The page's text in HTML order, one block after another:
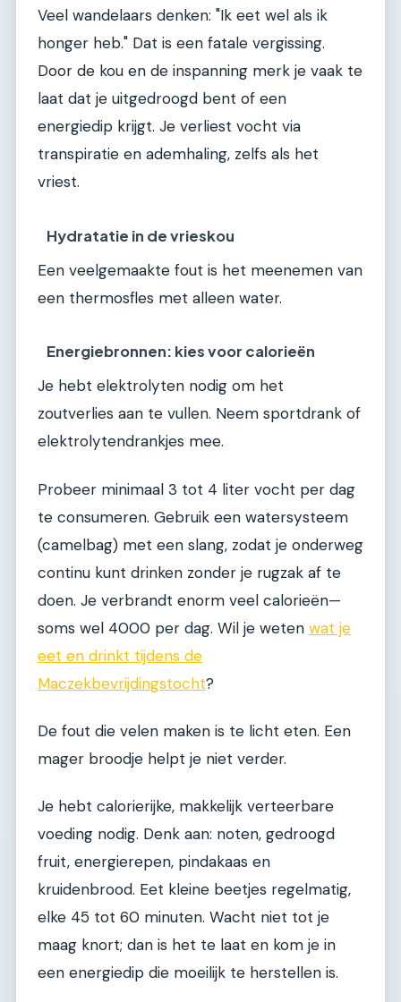
Veel wandelaars denken: "Ik eet wel als ik
honger heb." Dat is een fatale vergissing.
Door de kou en de inspanning merk je vaak te
laat dat je uitgedroogd bent of een
energiedip krijgt. Je verliest vocht via
transpiratie en ademhaling, zelfs als het
vriest.
Hydratatie in de vrieskou
Een veelgemaakte fout is het meenemen van
een thermosfles met alleen water.
Energiebronnen: kies voor calorieën
Je hebt elektrolyten nodig om het
zoutverlies aan te vullen. Neem sportdrank of
elektrolytendrankjes mee.
Probeer minimaal 3 tot 4 liter vocht per dag
te consumeren. Gebruik een watersysteem
(camelbag) met een slang, zodat je onderweg
continu kunt drinken zonder je rugzak af te
doen. Je verbrandt enorm veel calorieën—
soms wel 4000 per dag. Wil je weten wat je
eet en drinkt tijdens de
Maczekbevrijdingstocht?
De fout die velen maken is te licht eten. Een
mager broodje helpt je niet verder.
Je hebt calorierijke, makkelijk verteerbare
voeding nodig. Denk aan: noten, gedroogd
fruit, energierepen, pindakaas en
kruidenbrood. Eet kleine beetjes regelmatig,
elke 45 tot 60 minuten. Wacht niet tot je
maag knort; dan is het te laat en kom je in
een energiedip die moeilijk te herstellen is.